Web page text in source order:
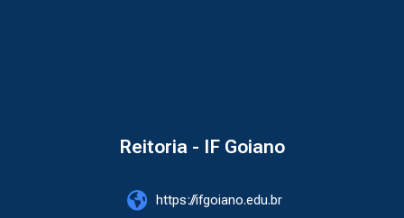
Reitoria - IF Goiano
https://ifgoiano.edu.br